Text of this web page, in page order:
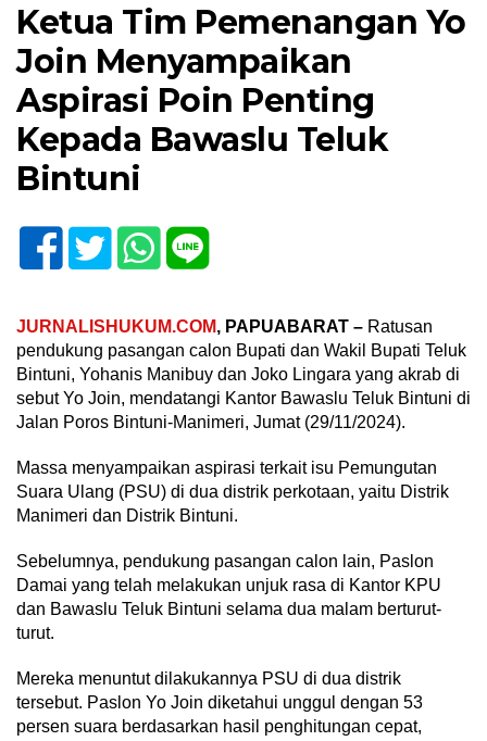
Ketua Tim Pemenangan Yo
Join Menyampaikan
Aspirasi Poin Penting
Kepada Bawaslu Teluk
Bintuni
JURNALISHUKUM.COM, PAPUABARAT – Ratusan
pendukung pasangan calon Bupati dan Wakil Bupati Teluk
Bintuni, Yohanis Manibuy dan Joko Lingara yang akrab di
sebut Yo Join, mendatangi Kantor Bawaslu Teluk Bintuni di
Jalan Poros Bintuni-Manimeri, Jumat (29/11/2024).
Massa menyampaikan aspirasi terkait isu Pemungutan
Suara Ulang (PSU) di dua distrik perkotaan, yaitu Distrik
Manimeri dan Distrik Bintuni.
Sebelumnya, pendukung pasangan calon lain, Paslon
Damai yang telah melakukan unjuk rasa di Kantor KPU
dan Bawaslu Teluk Bintuni selama dua malam berturut-
turut.
Mereka menuntut dilakukannya PSU di dua distrik
tersebut. Paslon Yo Join diketahui unggul dengan 53
persen suara berdasarkan hasil penghitungan cepat,